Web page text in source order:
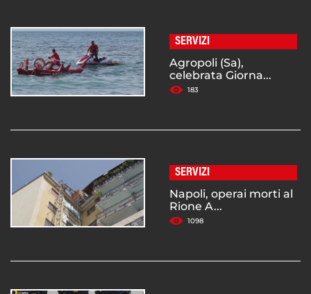
SERVIZI
Agropoli (Sa),
celebrata Giorna...
183
SERVIZI
Napoli, operai morti al
Rione A...
1098